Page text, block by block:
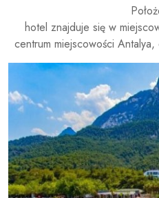
hotel znajduje się w
centrum miejscowości